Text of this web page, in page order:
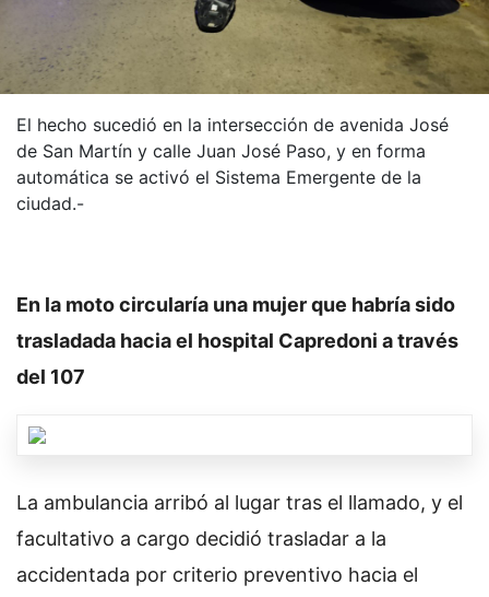
El hecho sucedió en la intersección de avenida José
de San Martín y calle Juan José Paso, y en forma
automática se activó el Sistema Emergente de la
ciudad.-
En la moto circularía una mujer que habría sido
trasladada hacia el hospital Capredoni a través
del 107
La ambulancia arribó al lugar tras el llamado, y el
facultativo a cargo decidió trasladar a la
accidentada por criterio preventivo hacia el